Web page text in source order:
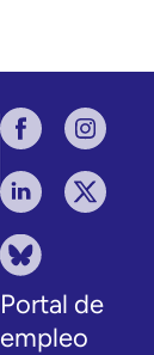
Portal de
empleo